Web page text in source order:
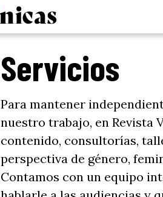
Servicios
Para mantener
nuestro trabajo, en Revista
contenido, consultorías,
perspectiva de género,
Contamos con un equipo